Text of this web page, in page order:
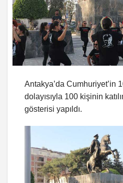
Antakya’da Cumhuriyet’in
dolayısıyla 100 kişinin
gösterisi yapıldı.